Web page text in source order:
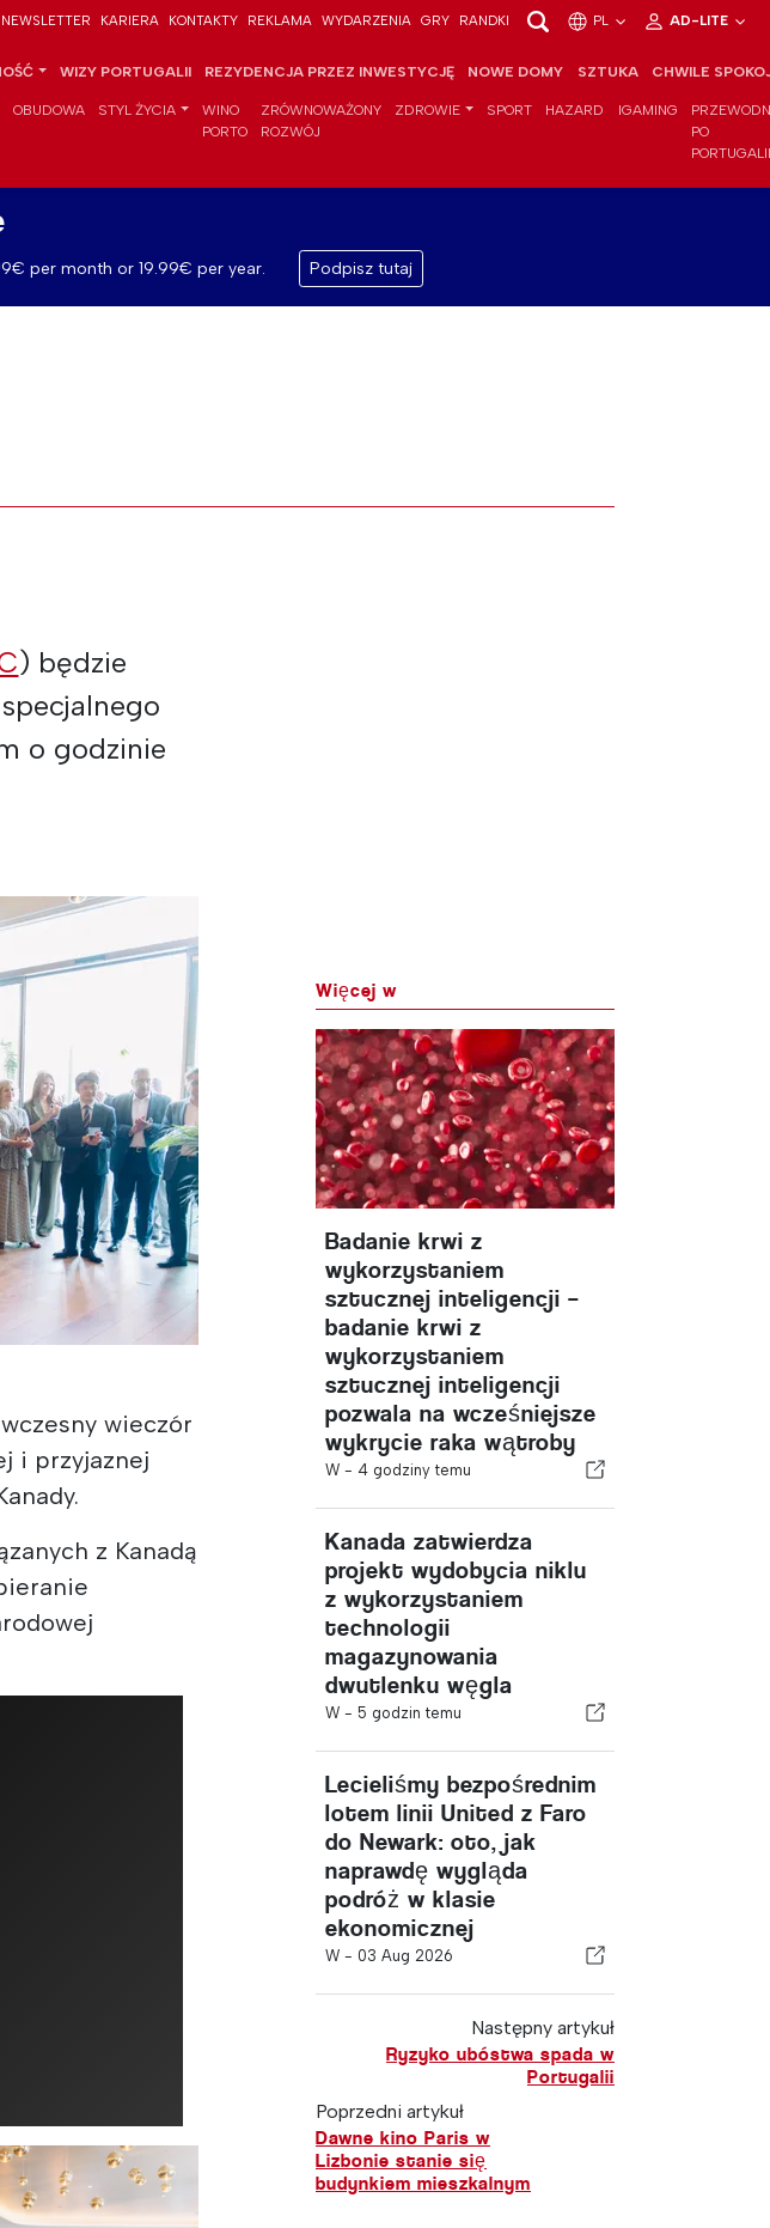
NEWSLETTER KARIERA KONTAKTY REKLAMA WYDARZENIA GRY RANDKI PL AD-LITE
WIZY PORTUGALII REZYDENCJA PRZEZ INWESTYCJĘ NOWE DOMY SZTUKA CHWILE
OBUDOWA STYL ŻYCIA
WINO
PORTO
ZRÓWNOWAŻONY
ROZWÓJ
ZDROWIE SPORT HAZARD IGAMING
PO
PORTUGALII
per month or 19.99€ per year. Podpisz tutaj
) będzie
o godzinie
wieczór
i przyjaznej
z Kanadą
Więcej w
Badanie krwi z
wykorzystaniem
sztucznej inteligencji –
badanie krwi z
wykorzystaniem
sztucznej inteligencji
pozwala na wcześniejsze
wykrycie raka wątroby
W - 4 godziny temu
Kanada zatwierdza
projekt wydobycia niklu
z wykorzystaniem
technologii
magazynowania
dwutlenku węgla
W - 5 godzin temu
Lecieliśmy bezpośrednim
lotem linii United z Faro
do Newark: oto, jak
naprawdę wygląda
podróż w klasie
ekonomicznej
W - 03 Aug 2026
Następny artykuł
Ryzyko ubóstwa spada w
Portugalii
Poprzedni artykuł
Dawne kino Paris w
Lizbonie stanie się
budynkiem mieszkalnym